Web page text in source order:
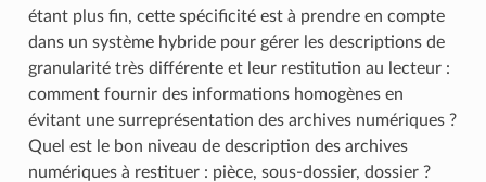
étant plus fin, cette spécificité est à prendre en compte
dans un système hybride pour gérer les descriptions de
granularité très différente et leur restitution au lecteur :
comment fournir des informations homogènes en
évitant une surreprésentation des archives numériques ?
Quel est le bon niveau de description des archives
numériques à restituer : pièce, sous-dossier, dossier ?